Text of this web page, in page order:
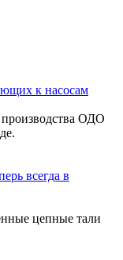
к насосам
ОДО
всегда в
цепные тали